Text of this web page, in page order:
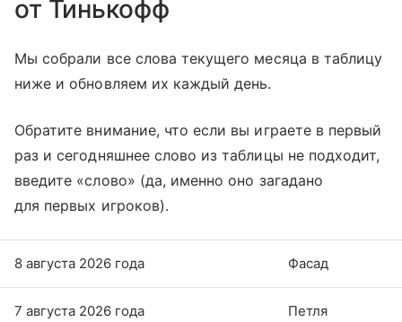
от Тинькофф
Мы собрали все слова текущего месяца в таблицу
ниже и обновляем их каждый день.
Обратите внимание, что если вы играете в первый
раз и сегодняшнее слово из таблицы не подходит,
введите «слово» (да, именно оно загадано
для первых игроков).
8 августа 2026 года Фасад
7 августа 2026 года Петля